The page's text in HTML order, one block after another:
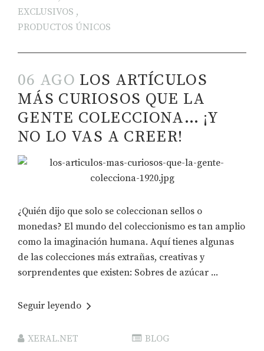
EXCLUSIVOS ,
PRODUCTOS ÚNICOS
06 AGO LOS ARTÍCULOS
MÁS CURIOSOS QUE LA
GENTE COLECCIONA… ¡Y
NO LO VAS A CREER!
¿Quién dijo que solo se coleccionan sellos o
monedas? El mundo del coleccionismo es tan amplio
como la imaginación humana. Aquí tienes algunas
de las colecciones más extrañas, creativas y
sorprendentes que existen: Sobres de azúcar ...
Seguir leyendo
XERAL.NET
BLOG